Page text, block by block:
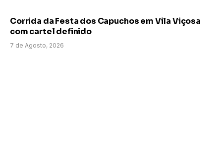
Corrida da Festa dos Capuchos em Vila Viçosa
com cartel definido
7 de Agosto, 2026